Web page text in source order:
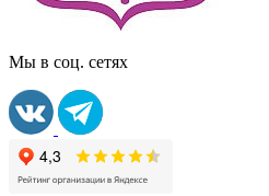
Мы в соц. сетях